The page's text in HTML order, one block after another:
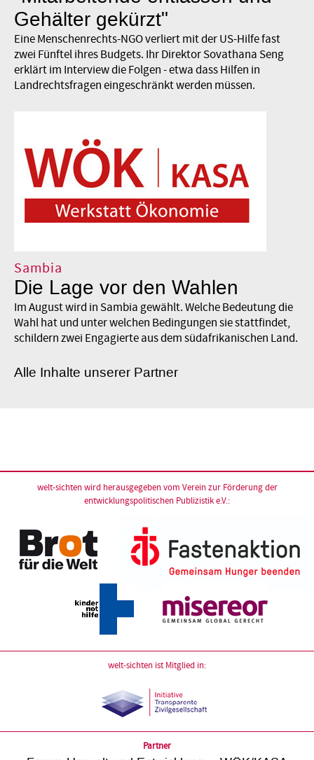
Gehälter gekürzt"
Eine Menschenrechts-NGO verliert mit der US-Hilfe fast
zwei Fünftel ihres Budgets. Ihr Direktor Sovathana Seng
erklärt im Interview die Folgen - etwa dass Hilfen in
Landrechtsfragen eingeschränkt werden müssen.
Sambia
Die Lage vor den Wahlen
Im August wird in Sambia gewählt. Welche Bedeutung die
Wahl hat und unter welchen Bedingungen sie stattfindet,
schildern zwei Engagierte aus dem südafrikanischen Land.
Alle Inhalte unserer Partner
welt-sichten wird herausgegeben vom Verein zur Förderung der
entwicklungspolitischen Publizistik e.V.:
welt-sichten ist Mitglied in:
Partner